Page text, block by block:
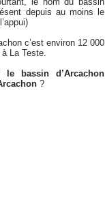
depuis au moins le
c’est environ 12 000
La Teste.
le bassin d’Arcachon
?